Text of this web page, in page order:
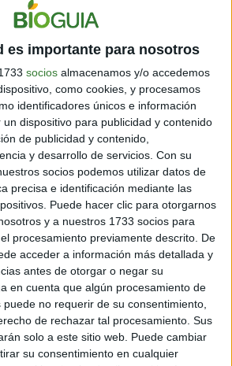
es importante para nosotros
socios almacenamos y/o accedemos
como cookies, y procesamos
identificadores únicos e información
dispositivo para publicidad y contenido
de publicidad y contenido,
y desarrollo de servicios. Con su
socios podemos utilizar datos de
precisa e identificación mediante las
Puede hacer clic para otorgarnos
y a nuestros 1733 socios para
procesamiento previamente descrito. De
acceder a información más detallada y
antes de otorgar o negar su
en cuenta que algún procesamiento de
no requerir de su consentimiento,
de rechazar tal procesamiento. Sus
solo a este sitio web. Puede cambiar
su consentimiento en cualquier
significado.
la basuray lo que consumimos,
el impacto producimos en el medio
Es tratar de ponernos a pensar
por qué y si necesitamos
tiene que ver con lo que
residuos.
como calcular bien lo que
o preparar comidas, para así
se echó a perder en la heladera.
en los hábitos como usar
reutilizables, cepillos de dientes de
sólidos que no requieren envases